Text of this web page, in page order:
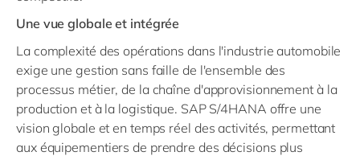
Une vue globale et intégrée
La complexité des opérations dans l'industrie automobile
exige une gestion sans faille de l'ensemble des
processus métier, de la chaîne d'approvisionnement à la
production et à la logistique. SAP S/4HANA offre une
vision globale et en temps réel des activités, permettant
aux équipementiers de prendre des décisions plus